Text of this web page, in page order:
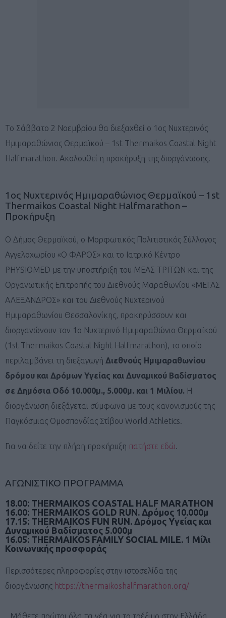
Το Σάββατο 2 Νοεμβρίου θα διεξαχθεί ο 1ος Νυχτερινός
Ημιμαραθώνιος Θερμαϊκού – 1st Thermaikos Coastal Night
Halfmarathon. Ακολουθεί η προκήρυξη της διοργάνωσης.
1ος Νυχτερινός Ημιμαραθώνιος Θερμαϊκού – 1st
Thermaikos Coastal Night Halfmarathon –
Προκήρυξη
Ο Δήμος Θερμαϊκού, ο Μορφωτικός Πολιτιστικός Σύλλογος
Αγγελοχωρίου «Ο ΦΑΡΟΣ» και το Ιατρικό Κέντρο
PHYSIOMED με την υποστήριξη του ΜΕΑΣ ΤΡΙΤΩΝ και της
Οργανωτικής Επιτροπής του Διεθνούς Μαραθωνίου «ΜΕΓΑΣ
ΑΛΕΞΑΝΔΡΟΣ» και του Διεθνούς Νυχτερινού
Ημιμαραθωνίου Θεσσαλονίκης, προκηρύσσουν και
διοργανώνουν τον 1ο Νυχτερινό Ημιμαραθώνιο Θερμαϊκού
(1st Thermaikos Coastal Night Halfmarathon), το οποίο
περιλαμβάνει τη διεξαγωγή Διεθνούς Ημιμαραθωνίου
δρόμου και Δρόμων Υγείας και Δυναμικού Βαδίσματος
σε Δημόσια Οδό 10.000μ., 5.000μ. και 1 Μιλίου. Η
διοργάνωση διεξάγεται σύμφωνα με τους κανονισμούς της
Παγκόσμιας Ομοσπονδίας Στίβου World Athletics.
Για να δείτε την πλήρη προκήρυξη πατήστε εδώ.
ΑΓΩΝΙΣΤΙΚΟ ΠΡΟΓΡΑΜΜΑ
18.00: THERMAIKOS COASTAL HALF MARATHON
16.00: THERMAIKOS GOLD RUN. Δρόμος 10.000μ
17.15: THERMAIKOS FUN RUN. Δρόμος Υγείας και
Δυναμικού Βαδίσματος 5.000μ
16.05: THERMAIKOS FAMILY SOCIAL MILE. 1 Μίλι
Κοινωνικής προσφοράς
Περισσότερες πληροφορίες στην ιστοσελίδα της
διοργάνωσης https://thermaikoshalfmarathon.org/
Μάθετε πρώτοι όλα τα νέα για το τρέξιμο στην Ελλάδα